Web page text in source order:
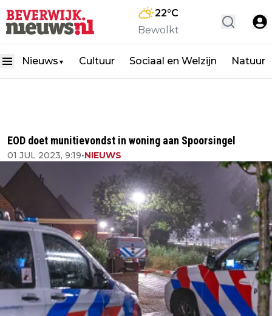
22°C
Bewolkt
Nieuws ▼ Cultuur Sociaal en Welzijn Natuur
EOD doet munitievondst in woning aan Spoorsingel
01 JUL 2023, 9:19•NIEUWS